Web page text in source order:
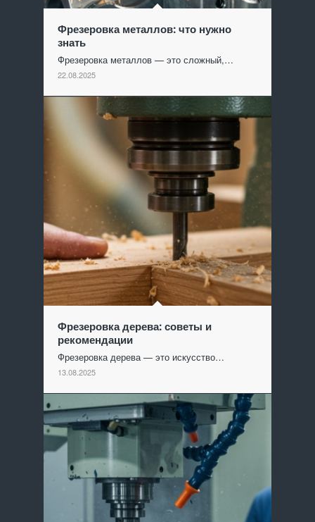
Фрезеровка металлов: что нужно
знать
Фрезеровка металлов — это сложный,…
22.08.2025
Фрезеровка дерева: советы и
рекомендации
Фрезеровка дерева — это искусство…
13.08.2025